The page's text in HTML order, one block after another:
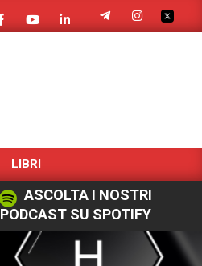
LIBRI
ASCOLTA I NOSTRI
PODCAST SU SPOTIFY